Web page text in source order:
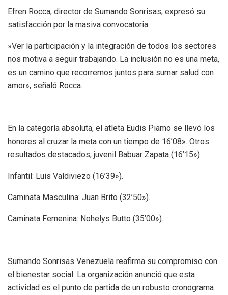
​Efren Rocca, director de Sumando Sonrisas, expresó su
satisfacción por la masiva convocatoria.
​»Ver la participación y la integración de todos los sectores
nos motiva a seguir trabajando. La inclusión no es una meta,
es un camino que recorremos juntos para sumar salud con
amor», señaló Rocca.
En la categoría absoluta, el atleta Eudis Piamo se llevó los
honores al cruzar la meta con un tiempo de 16’08». Otros
resultados destacados, juvenil Babuar Zapata (16’15»).
​Infantil: Luis Valdiviezo (16’39»).
​Caminata Masculina: Juan Brito (32’50»).
​Caminata Femenina: Nohelys Butto (35’00»).
Sumando Sonrisas Venezuela reafirma su compromiso con
el bienestar social. La organización anunció que esta
actividad es el punto de partida de un robusto cronograma